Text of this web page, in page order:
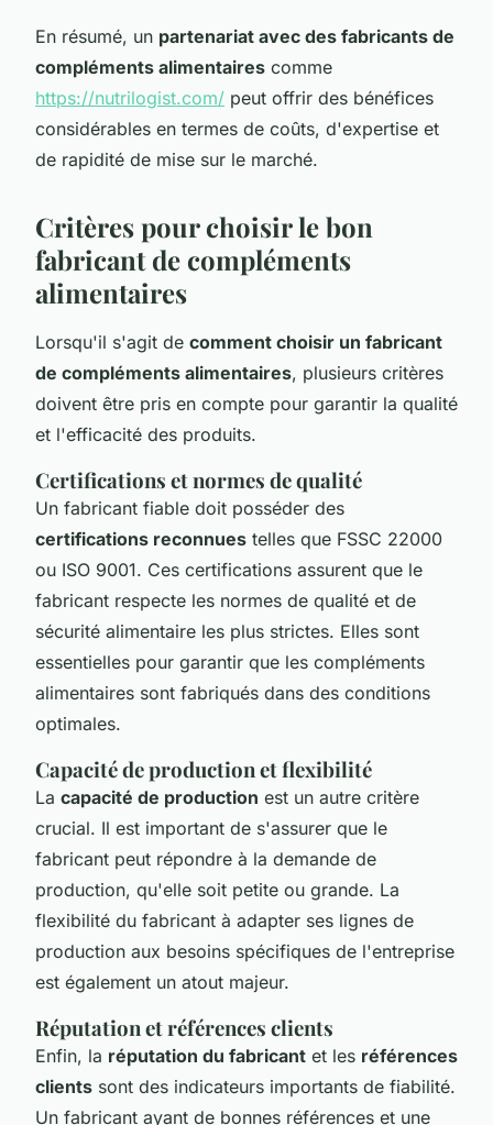
En résumé, un partenariat avec des fabricants de
compléments alimentaires comme
https://nutrilogist.com/ peut offrir des bénéfices
considérables en termes de coûts, d'expertise et
de rapidité de mise sur le marché.
Critères pour choisir le bon
fabricant de compléments
alimentaires
Lorsqu'il s'agit de comment choisir un fabricant
de compléments alimentaires, plusieurs critères
doivent être pris en compte pour garantir la qualité
et l'efficacité des produits.
Certifications et normes de qualité
Un fabricant fiable doit posséder des
certifications reconnues telles que FSSC 22000
ou ISO 9001. Ces certifications assurent que le
fabricant respecte les normes de qualité et de
sécurité alimentaire les plus strictes. Elles sont
essentielles pour garantir que les compléments
alimentaires sont fabriqués dans des conditions
optimales.
Capacité de production et flexibilité
La capacité de production est un autre critère
crucial. Il est important de s'assurer que le
fabricant peut répondre à la demande de
production, qu'elle soit petite ou grande. La
flexibilité du fabricant à adapter ses lignes de
production aux besoins spécifiques de l'entreprise
est également un atout majeur.
Réputation et références clients
Enfin, la réputation du fabricant et les références
clients sont des indicateurs importants de fiabilité.
Un fabricant ayant de bonnes références et une